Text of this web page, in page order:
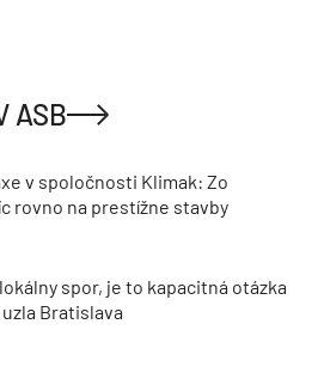
ASB
v spoločnosti Klimak: Zo
rovno na prestížne stavby
spor, je to kapacitná otázka
Bratislava